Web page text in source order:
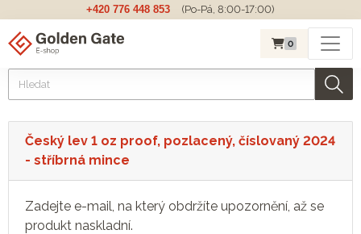
+420 776 448 853 (Po-Pá, 8:00-17:00)
0
Český lev 1 oz proof, pozlacený, číslovaný 2024
- stříbrná mince
Zadejte e-mail, na který obdržíte upozornění, až se
produkt naskladní.